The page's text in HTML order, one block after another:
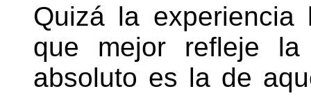
Quizá la experiencia
que mejor refleje la
absoluto es la de